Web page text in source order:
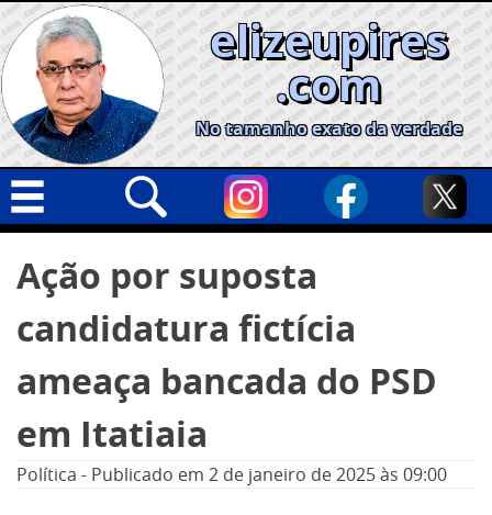
Skip
to
content
elizeupires
.com
No tamanho exato da verdade
Geral
Cidades
Opinião
Informe especial
por:
Ação por suposta
candidatura fictícia
ameaça bancada do PSD
em Itatiaia
Política - Publicado em 2 de janeiro de 2025às 09:00